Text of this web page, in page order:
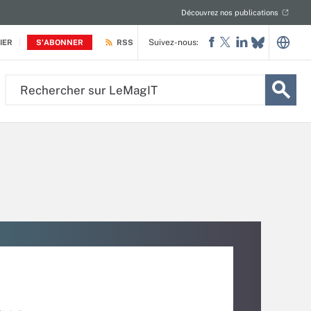
S'ABONNER
Découvrez nos publications
RSS Suivez-nous: